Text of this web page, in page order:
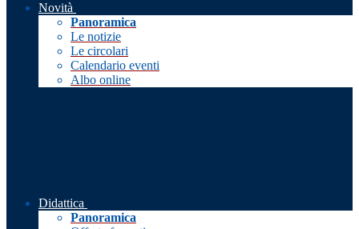
Novità
Panoramica
Le notizie
Le circolari
Calendario eventi
Albo online
Didattica
Panoramica